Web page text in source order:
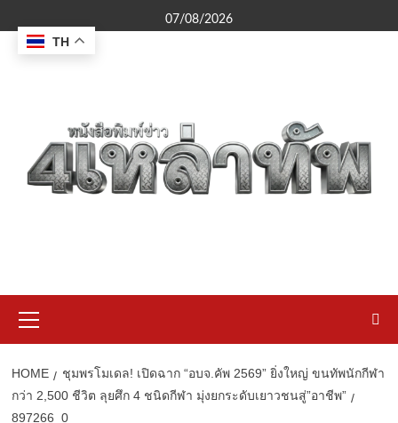
to
content
07/08/2026
Menu
HOME
ชุมพรโมเดล! เปิดฉาก “อบจ.คัพ 2569” ยิ่งใหญ่ ขนทัพนักกีฬา
กว่า 2,500 ชีวิต ลุยศึก 4 ชนิดกีฬา มุ่งยกระดับเยาวชนสู่”อาชีพ”
897266_0
TH